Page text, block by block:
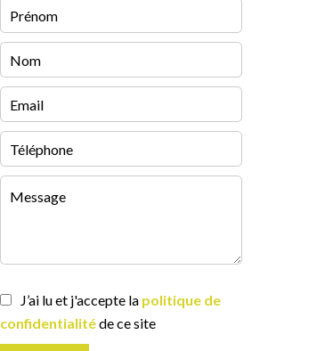
J’ai lu et j'accepte la politique de
confidentialitéde ce site